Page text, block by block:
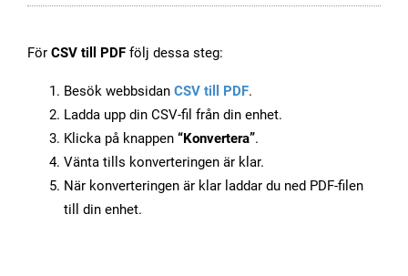
För CSV till PDF följ dessa steg:
Besök webbsidan CSV till PDF.
Ladda upp din CSV-fil från din enhet.
Klicka på knappen “Konvertera”.
Vänta tills konverteringen är klar.
När konverteringen är klar laddar du ned PDF-filen
till din enhet.